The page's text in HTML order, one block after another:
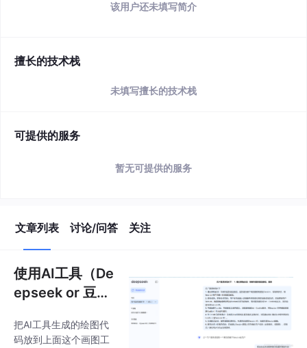
该用户还未填写简介
擅长的技术栈
未填写擅长的技术栈
可提供的服务
暂无可提供的服务
文章列表 讨论/问答 关注
使用AI工具（De
epseek or 豆包
程图
把AI工具生成的绘图代
码放到上面这个画图工